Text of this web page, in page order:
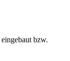
bzw.